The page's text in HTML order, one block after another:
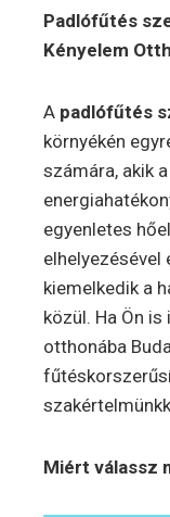
Padlófűtés
Kényelem
A padlófűtés
környékén
számára, akik
egyenletes
elhelyezésével
kiemelkedik a
közül. Ha Ön
otthonába
Miért válassz